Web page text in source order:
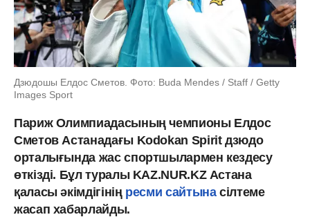
Дзюдошы Елдос Сметов. Фото: Buda Mendes / Staff / Getty
Images Sport
Париж Олимпиадасының чемпионы Елдос
Сметов Астанадағы Kodokan Spirit дзюдо
орталығында жас спортшылармен кездесу
өткізді. Бұл туралы KAZ.NUR.KZ Астана
қаласы әкімдігінің ресми сайтынасілтеме
жасап хабарлайды.